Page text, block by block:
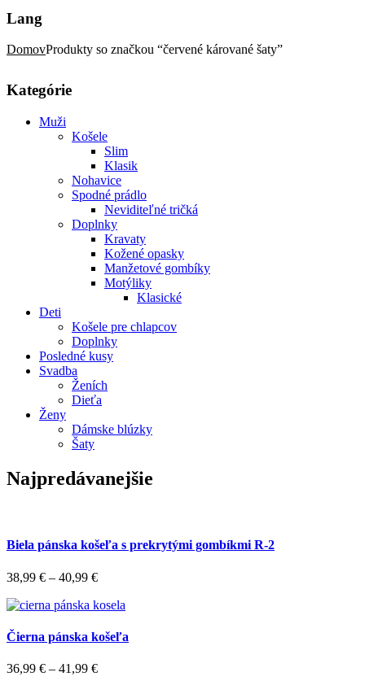
Lang
DomovProdukty so značkou “červené kárované šaty”
Kategórie
Muži
Košele
Slim
Klasik
Nohavice
Spodné prádlo
Neviditeľné tričká
Doplnky
Kravaty
Kožené opasky
Manžetové gombíky
Motýliky
Klasické
Deti
Košele pre chlapcov
Doplnky
Posledné kusy
Svadba
Ženích
Dieťa
Ženy
Dámske blúzky
Šaty
Najpredávanejšie
Biela pánska košeľa s prekrytými gombíkmi R-2
38,99 € – 40,99 €
Čierna pánska košeľa
36,99 € – 41,99 €